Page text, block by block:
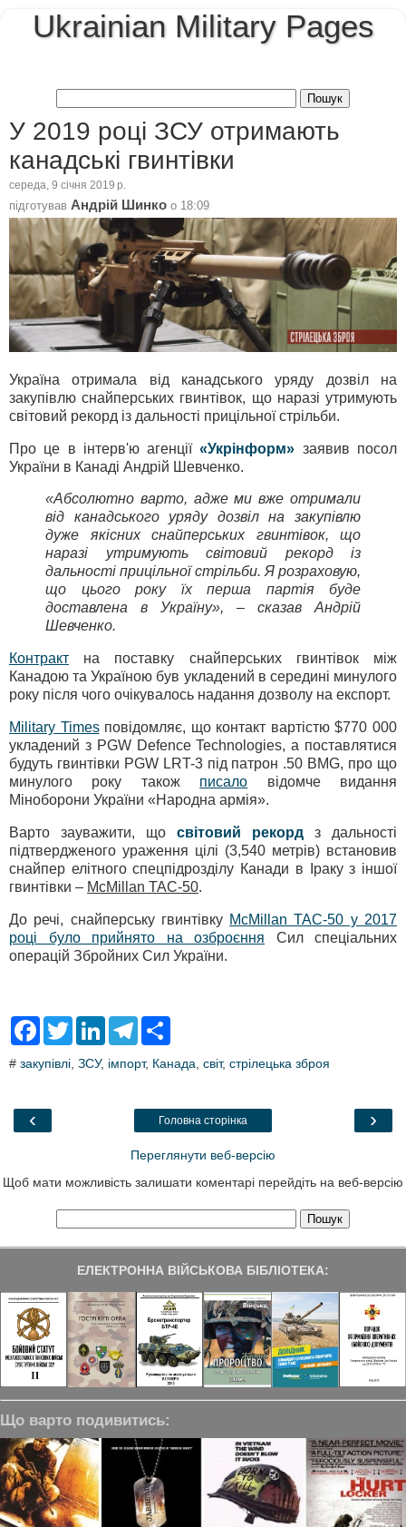
Ukrainian Military Pages
У 2019 році ЗСУ отримають
канадські гвинтівки
середа, 9 січня 2019 р.
підготував Андрій Шинко о 18:09
Україна отримала від канадського уряду дозвіл на
закупівлю снайперських гвинтівок, що наразі утримують
світовий рекорд із дальності прицільної стрільби.
Про це в інтерв'ю агенції«Укрінформ» заявив посол
України в Канаді Андрій Шевченко.
«Абсолютно варто, адже ми вже отримали
від канадського уряду дозвіл на закупівлю
дуже якісних снайперських гвинтівок, що
наразі утримують світовий рекорд із
дальності прицільної стрільби. Я розраховую,
що цього року їх перша партія буде
доставлена в Україну», – сказав Андрій
Шевченко.
Контракт на поставку снайперських гвинтівок між
Канадою та Україною був укладений в середині минулого
року після чого очікувалось надання дозволу на експорт.
Military Timesповідомляє, що контакт вартістю $770 000
укладений з PGW Defence Technologies, а поставлятися
будуть гвинтівки PGW LRT-3 під патрон .50 BMG, про що
минулого року також писало відомче видання
Міноборони України «Народна армія».
Варто зауважити, що світовий рекорд з дальності
підтвердженого ураження цілі (3,540 метрів) встановив
снайпер елітного спецпідрозділу Канади в Іраку з іншої
гвинтівки – McMillan TAC-50.
До речі, снайперську гвинтівку McMillan TAC-50 у 2017
році було прийнято на озброєння Сил спеціальних
операцій Збройних Сил України.
F
e
o
T
t
L
k
T
e
a
r
# закупівлі ЗСУ, імпорт, Канада світ, стрілецька зброя
‹ ›
Головна сторінка
Переглянути веб-версію
Щоб мати можливість залишати коментарі перейдіть на веб-версію
ЕЛЕКТРОННА ВІЙСЬКОВА БІБЛІОТЕКА:
Що варто подивитись: